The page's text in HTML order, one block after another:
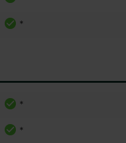
*
*
*